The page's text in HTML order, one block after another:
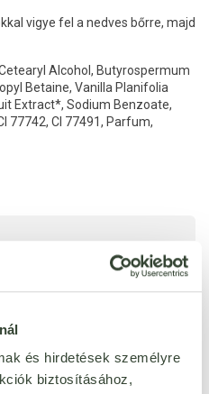
és hirdetések személyre
biztosításához,
vigye fel a nedves bőrre, majd
Alcohol, Butyrospermum
Betaine, Vanilla Planifolia
Extract*, Sodium Benzoate,
77742, CI 77491, Parfum,
Igen
Igen